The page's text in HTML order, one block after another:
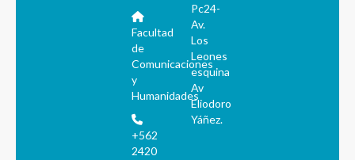
Facultad
de
Comunicaciones
y
Humanidades
+562
2420
Pc24-
Av.
Los
Leones
esquina
Av
Eliodoro
Yáñez.